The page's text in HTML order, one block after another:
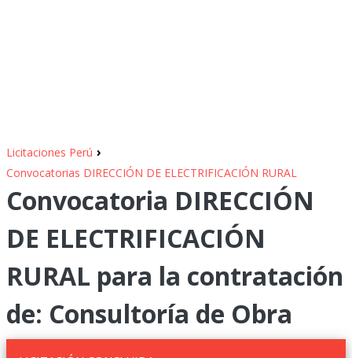
Licitaciones Perú ›
Convocatorias DIRECCIÓN DE ELECTRIFICACIÓN RURAL
Convocatoria DIRECCIÓN
DE ELECTRIFICACIÓN
RURAL para la contratación
de: Consultoría de Obra